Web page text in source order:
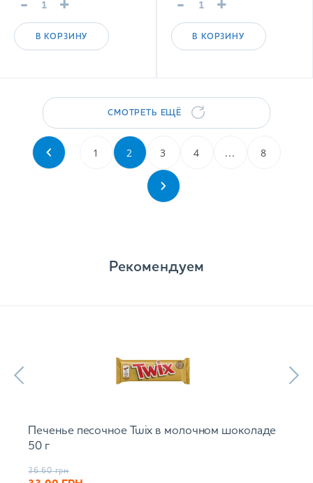
- +
В КОРЗИНУ
- +
В КОРЗИНУ
СМОТРЕТЬ ЕЩЁ
1 2 3 4 ... 8
Рекомендуем
Печенье песочное Twix в молочном шоколаде
50 г
36.60 грн